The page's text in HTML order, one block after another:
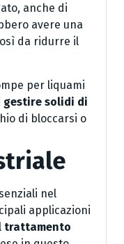
anche di
avere una
da ridurre il
per liquami
gestire solidi di
di bloccarsi o
nel
applicazioni
trattamento